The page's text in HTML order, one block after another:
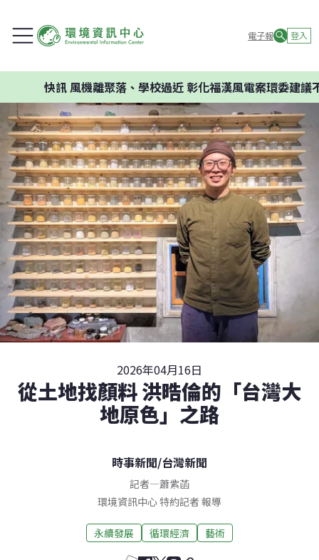
電子報 登入
風機離聚落、學校過近 彰化福漢風電案環委建議不應開發
2026年04月16日
從土地找顏料 洪晧倫的「台灣大
地原色」之路
時事新聞/台灣新聞
記者—蕭紫菡
環境資訊中心 特約記者 報導
永續發展 循環經濟 藝術